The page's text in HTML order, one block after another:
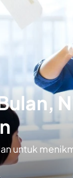
untuk